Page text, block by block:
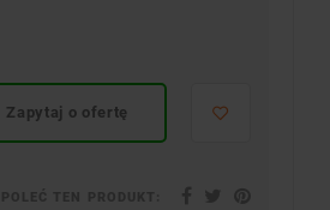
Zapytaj o ofertę